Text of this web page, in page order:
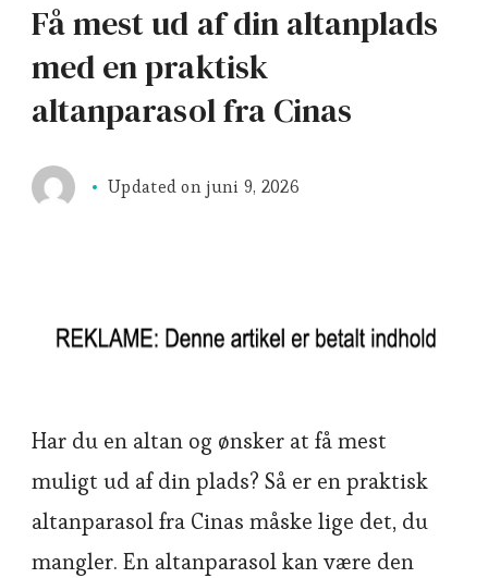
Få mest ud af din altanplads
med en praktisk
altanparasol fra Cinas
Updated on juni 9, 2026
Har du en altan og ønsker at få mest
muligt ud af din plads? Så er en praktisk
altanparasol fra Cinas måske lige det, du
mangler. En altanparasol kan være den